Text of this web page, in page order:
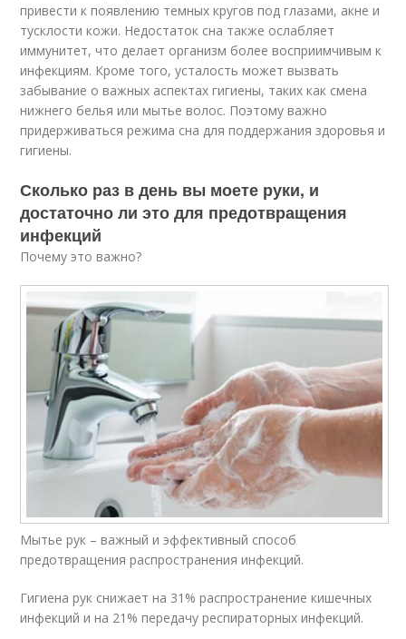
привести к появлению темных кругов под глазами, акне и
тусклости кожи. Недостаток сна также ослабляет
иммунитет, что делает организм более восприимчивым к
инфекциям. Кроме того, усталость может вызвать
забывание о важных аспектах гигиены, таких как смена
нижнего белья или мытье волос. Поэтому важно
придерживаться режима сна для поддержания здоровья и
гигиены.
Сколько раз в день вы моете руки, и
достаточно ли это для предотвращения
инфекций
Почему это важно?
Мытье рук – важный и эффективный способ
предотвращения распространения инфекций.
Гигиена рук снижает на 31% распространение кишечных
инфекций и на 21% передачу респираторных инфекций.